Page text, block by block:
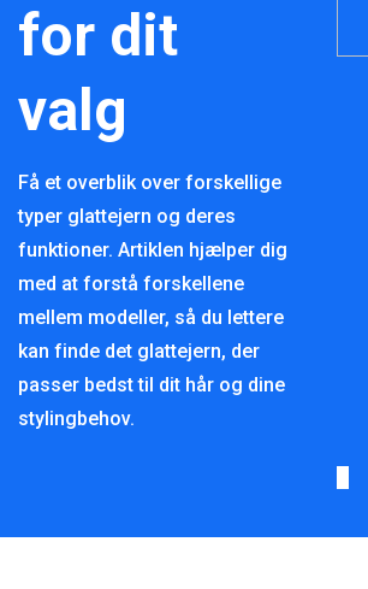
for dit
valg
Få et overblik over forskellige
typer glattejern og deres
funktioner. Artiklen hjælper dig
med at forstå forskellene
mellem modeller, så du lettere
kan finde det glattejern, der
passer bedst til dit hår og dine
stylingbehov.